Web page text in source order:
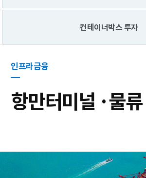
컨테이너박스 투자
인프라금융
항만터미널 ·물